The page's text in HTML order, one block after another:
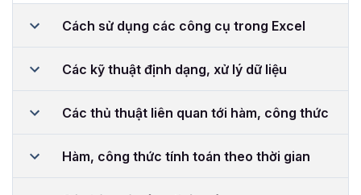
Cách sử dụng các công cụ trong Excel
Các kỹ thuật định dạng, xử lý dữ liệu
Các thủ thuật liên quan tới hàm, công thức
Hàm, công thức tính toán theo thời gian